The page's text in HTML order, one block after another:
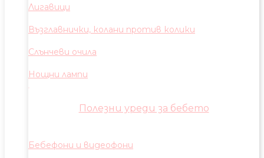
Лигавици
Възглавнички, колани против колики
Слънчеви очила
Нощни лампи
Полезни уреди за бебето
Бебефони и видеофони